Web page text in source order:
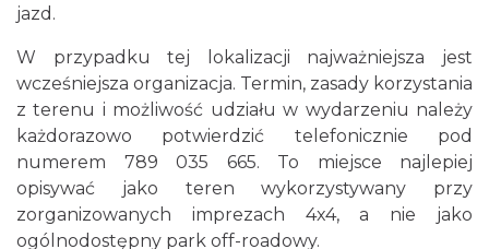
jazd.
W przypadku tej lokalizacji najważniejsza jest
wcześniejsza organizacja. Termin, zasady korzystania
z terenu i możliwość udziału w wydarzeniu należy
każdorazowo potwierdzić telefonicznie pod
numerem 789 035 665. To miejsce najlepiej
opisywać jako teren wykorzystywany przy
zorganizowanych imprezach 4x4, a nie jako
ogólnodostępny park off-roadowy.